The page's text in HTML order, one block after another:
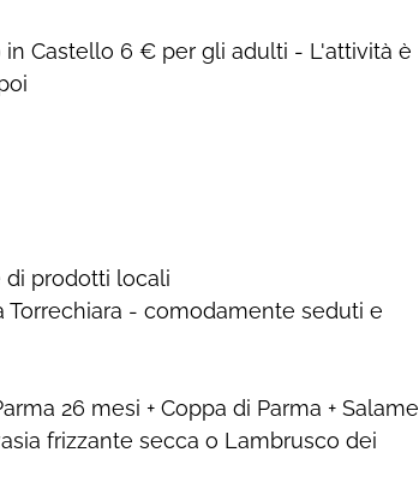
Castello 6 € per gli adulti - L'attività è
di prodotti locali
Torrechiara - comodamente seduti e
26 mesi + Coppa di Parma + Salame
frizzante secca o Lambrusco dei